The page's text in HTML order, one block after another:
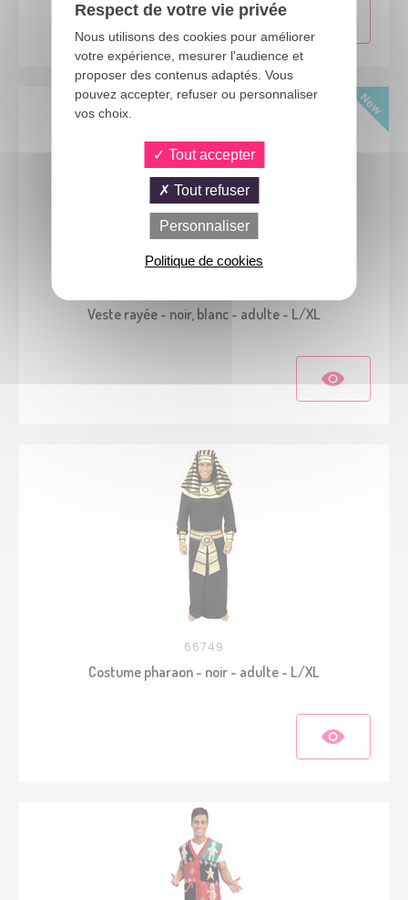
Veste rayée - noir, blanc - adulte - L/XL
66749
Costume pharaon - noir - adulte - L/XL
Respect de votre vie privée
Nous utilisons des cookies pour améliorer
votre expérience, mesurer l'audience et
proposer des contenus adaptés. Vous
pouvez accepter, refuser ou personnaliser
vos choix.
Tout accepter
Tout refuser
Personnaliser
Politique de cookies